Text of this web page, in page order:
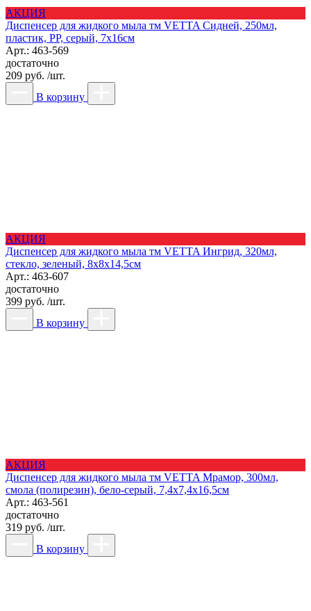
АКЦИЯ
Диспенсер для жидкого мыла тм VETTA Сидней, 250мл,
пластик, PP, серый, 7x16см
Арт.: 463-569
достаточно
209 руб. /шт.
В корзину
АКЦИЯ
Диспенсер для жидкого мыла тм VETTA Ингрид, 320мл,
стекло, зеленый, 8x8x14,5см
Арт.: 463-607
достаточно
399 руб. /шт.
В корзину
АКЦИЯ
Диспенсер для жидкого мыла тм VETTA Мрамор, 300мл,
смола (полирезин), бело-серый, 7,4x7,4x16,5см
Арт.: 463-561
достаточно
319 руб. /шт.
В корзину